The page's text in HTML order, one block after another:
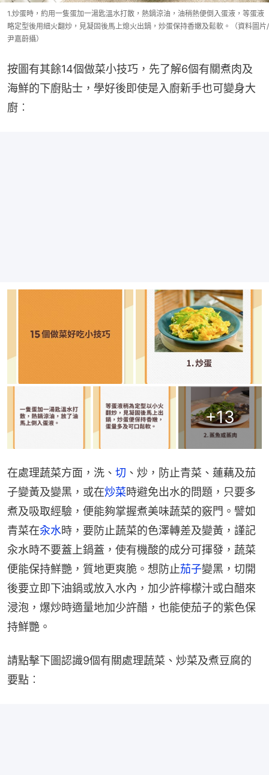
1.炒蛋時，約用一隻蛋加一湯匙溫水打散，熱鍋涼油，油稍熱便倒入蛋液，等蛋液
略定型後用細火翻炒，見凝固後馬上熄火出鍋，炒蛋保持香嫩及鬆軟。（資料圖片/
尹嘉蔚攝）
按圖有其餘14個做菜小技巧，先了解6個有關煮肉及
海鮮的下廚貼士，學好後即使是入廚新手也可變身大
廚︰
+13
在處理蔬菜方面，洗、 切 、炒，防止青菜、蓮藕及茄
子變黃及變黑，或在炒菜時避免出水的問題，只要多
煮及吸取經驗，便能夠掌握煮美味蔬菜的竅門。譬如
青菜在汆水時，要防止蔬菜的色澤轉差及變黃，謹記
汆水時不要蓋上鍋蓋，使有機酸的成分可揮發，蔬菜
便能保持鮮艷，質地更爽脆。想防止茄子變黑，切開
後要立即下油鍋或放入水內，加少許檸檬汁或白醋來
浸泡，爆炒時適量地加少許醋，也能使茄子的紫色保
持鮮艷。
請點擊下圖認識9個有關處理蔬菜、炒菜及煮豆腐的
要點︰